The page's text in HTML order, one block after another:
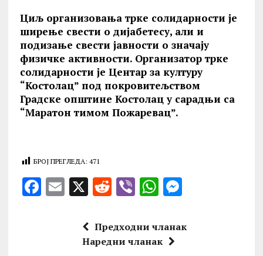
Циљ организовања трке солидарности је
ширење свести о дијабетесу, али и
подизање свести јавности о значају
физичке активности. Организатор трке
солидарности је Центар за културу
“Костолац” под покровитељством
Градске општине Костолац у сарадњи са
“Маратон тимом Пожаревац”.
БРОЈ ПРЕГЛЕДА: 471
F E X R
d
di
V
er
W
at
s
M
se
Предходни чланак
Наредни чланак